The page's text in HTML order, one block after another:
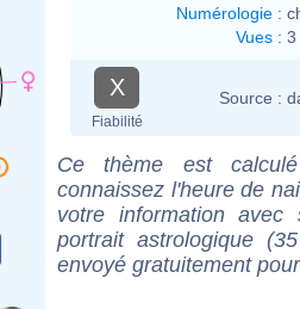
Numérologie :
Vues : 3
X
Fiabilité
Source :
Ce thème est
connaissez l'heure de
votre information
portrait astrologique
envoyé gratuitement